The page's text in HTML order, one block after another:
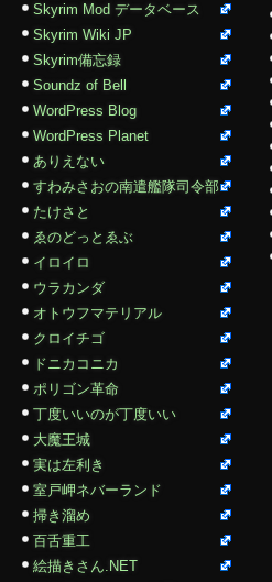
Skyrim Mod データベース
Skyrim Wiki JP
Skyrim備忘録
Soundz of Bell
WordPress Blog
WordPress Planet
ありえない
すわみさおの南遣艦隊司令部
たけさと
ゑのどっとゑぶ
イロイロ
ウラカンダ
オトウフマテリアル
クロイチゴ
ドニカコニカ
ポリゴン革命
丁度いいのが丁度いい
大魔王城
実は左利き
室戸岬ネバーランド
掃き溜め
百舌重工
絵描きさん.NET